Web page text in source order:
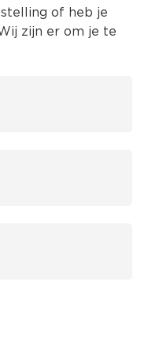
of heb je
zijn er om je te